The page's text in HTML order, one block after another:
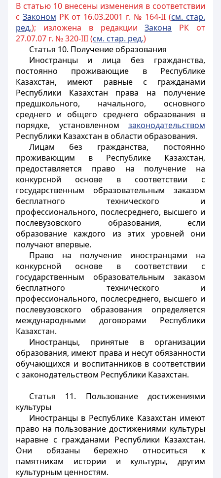
В статью 10 внесены изменения в соответствии
с Законом РК от 16.03.2001 г. № 164-II (см. стар.
ред.); изложена в редакцииЗакона РК от
27.07.07 г. № 320-III (см. стар. ред.)
Статья 10. Получение образования
Иностранцы и лица без гражданства,
постоянно проживающие в Республике
Казахстан, имеют равные с гражданами
Республики Казахстан права на получение
предшкольного, начального, основного
среднего и общего среднего образования в
порядке, установленном законодательством
Республики Казахстан в области образования.
Лицам без гражданства, постоянно
проживающим в Республике Казахстан,
предоставляется право на получение на
конкурсной основе в соответствии с
государственным образовательным заказом
бесплатного технического и
профессионального, послесреднего, высшего и
послевузовского образования, если
образование каждого из этих уровней они
получают впервые.
Право на получение иностранцами на
конкурсной основе в соответствии с
государственным образовательным заказом
бесплатного технического и
профессионального, послесреднего, высшего и
послевузовского образования определяется
международными договорами Республики
Казахстан.
Иностранцы, принятые в организации
образования, имеют права и несут обязанности
обучающихся и воспитанников в соответствии
с законодательством Республики Казахстан.
Статья 11. Пользование достижениями
культуры
Иностранцыв Республике Казахстан имеют
право на пользование достижениями культуры
наравне с гражданами Республики Казахстан.
Они обязаны бережно относиться к
памятникам истории и культуры, другим
культурным ценностям.